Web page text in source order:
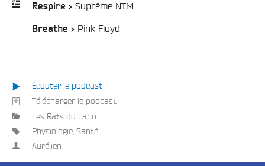
Playlist
Respire > Suprême NTM
Breathe > Pink Floyd
Écouter le podcast
Télécharger le podcast
Les Rats du Labo
Physiologie Santé
Aurélien